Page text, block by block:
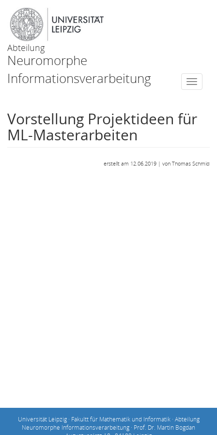
Abteilung
Neuromorphe
Informationsverarbeitung
Vorstellung Projektideen für
ML-Masterarbeiten
erstellt am 12.06.2019 | von Thomas Schmid
Universität Leipzig · Fakultt für Mathematik und Informatik · Abteilung
Neuromorphe Informationsverarbeitung · Prof. Dr. Martin Bogdan